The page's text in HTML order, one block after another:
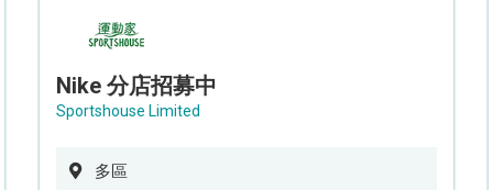
Nike 分店招募中
Sportshouse Limited
多區